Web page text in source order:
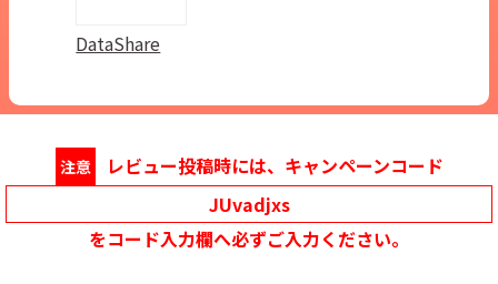
DataShare
注意
レビュー投稿時には、キャンペーンコード
JUvadjxs
をコード入力欄へ必ずご入力ください。